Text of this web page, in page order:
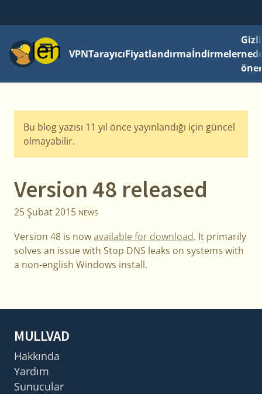
MenüVPNTarayıcıFiyatlandırmaİndirmeler
Bu blog yazısı 11 yıl önce yayınlandığı için güncel
olmayabilir.
Version 48 released
25 Şubat 2015 NEWS
Version 48 is nowavailable for download. It primarily
solves an issue with Stop DNS leaks on systems with
a non-english Windows install.
MULLVAD
Hakkında
Yardım
Sunucular